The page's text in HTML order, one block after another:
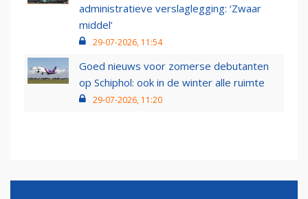
administratieve verslaglegging: ‘Zwaar
middel’
29-07-2026, 11:54
Goed nieuws voor zomerse debutanten
op Schiphol: ook in de winter alle ruimte
29-07-2026, 11:20